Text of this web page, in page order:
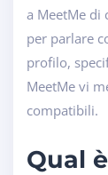
a MeetMe di
per parlare
profilo,
MeetMe vi
compatibili.
Qual